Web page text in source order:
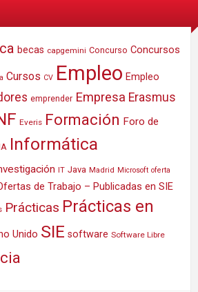
becas capgemini Concurso Concursos
Cursos CV Empleo Empleo
emprender Empresa Erasmus
Everis Formación Foro de
Informática
IT Java Madrid Microsoft oferta
de Trabajo – Publicadas en SIE
Prácticas Prácticas en
Unido SIE software Software Libre